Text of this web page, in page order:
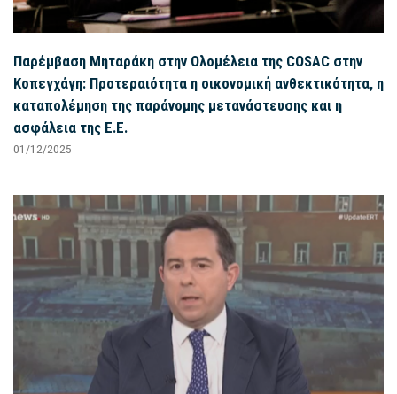
Παρέμβαση Μηταράκη στην Ολομέλεια της COSAC στην
Κοπεγχάγη: Προτεραιότητα η οικονομική ανθεκτικότητα, η
καταπολέμηση της παράνομης μετανάστευσης και η
ασφάλεια της Ε.Ε.
01/12/2025